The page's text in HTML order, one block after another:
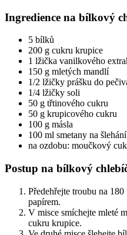
Ingredience na bílkový
5 bílků
200 g cukru krupice
1 lžička vanilkového
150 g mletých mandlí
1/2 lžičky prášku do
1/4 lžičky soli
50 g třtinového cukru
50 g krupicového cukru
100 g másla
100 ml smetany na šlehání
na ozdobu: moučkový
Postup na bílkový
Předehřejte troubu na
papírem.
V misce smíchejte mleté
cukru krupice.